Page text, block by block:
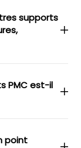
supports
PMC est-il
point